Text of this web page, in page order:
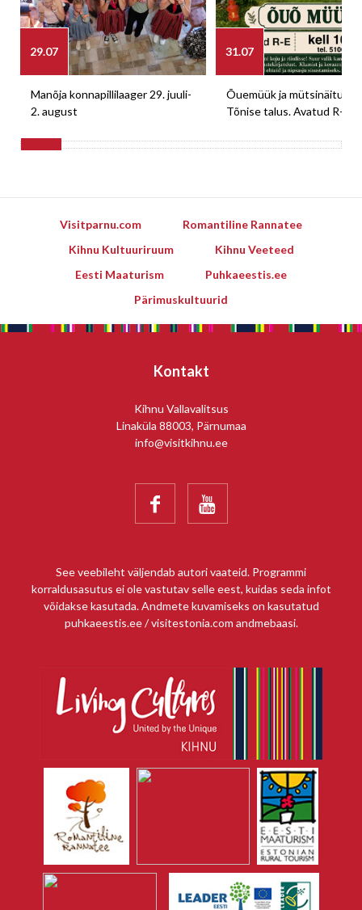
29.07
Manõja konnapillilaager 29. juuli-
2. august
31.07
Õuemüük ja mütsinäitus
Tõnise talus. Avatud R-E
Visitparnu.com
Romantiline Rannatee
Kihnu Kultuuriruum
Kihnu Veeteed
Eesti Maaturism
Puhkaeestis.ee
Pärimuskultuurid
Kontakt
Kihnu Vallavalitsus
Linaküla 88003, Pärnumaa
info@visitkihnu.ee
 
See veebileht väljendab autori vaateid. Programmi
korraldusasutus ei ole vastutav selle eest, kuidas seda infot
võidakse kasutada. Andmete kuvamiseks on kasutatud
puhkaeestis.ee / visitestonia.com andmebaasi.